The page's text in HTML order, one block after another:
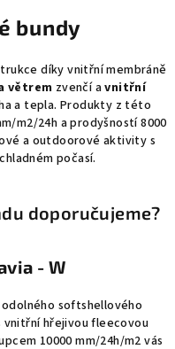
bundy
díky vnitřní membráně
větrem zvenčí avnitřní
a tepla. Produkty z této
m2/24h a prodyšností 8000
a outdoorové aktivity s
počasí.
doporučujeme?
- W
softshellového
vnitřní hřejivou fleecovou
10000 mm/24h/m2 vás